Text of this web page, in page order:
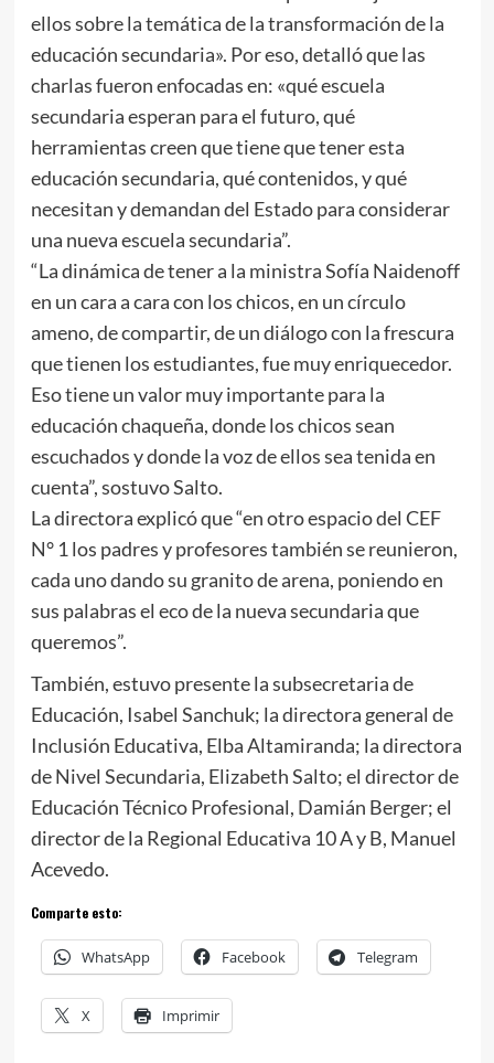
ellos sobre la temática de la transformación de la
educación secundaria». Por eso, detalló que las
charlas fueron enfocadas en: «qué escuela
secundaria esperan para el futuro, qué
herramientas creen que tiene que tener esta
educación secundaria, qué contenidos, y qué
necesitan y demandan del Estado para considerar
una nueva escuela secundaria”.
“La dinámica de tener a la ministra Sofía Naidenoff
en un cara a cara con los chicos, en un círculo
ameno, de compartir, de un diálogo con la frescura
que tienen los estudiantes, fue muy enriquecedor.
Eso tiene un valor muy importante para la
educación chaqueña, donde los chicos sean
escuchados y donde la voz de ellos sea tenida en
cuenta”, sostuvo Salto.
La directora explicó que “en otro espacio del CEF
N° 1 los padres y profesores también se reunieron,
cada uno dando su granito de arena, poniendo en
sus palabras el eco de la nueva secundaria que
queremos”.
También, estuvo presente la subsecretaria de
Educación, Isabel Sanchuk; la directora general de
Inclusión Educativa, Elba Altamiranda; la directora
de Nivel Secundaria, Elizabeth Salto; el director de
Educación Técnico Profesional, Damián Berger; el
director de la Regional Educativa 10 A y B, Manuel
Acevedo.
Comparte esto:
WhatsApp Facebook Telegram
X Imprimir